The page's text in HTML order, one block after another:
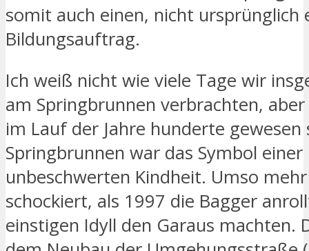
somit auch einen, nicht ursprünglich
Bildungsauftrag.
Ich weiß nicht wie viele Tage wir
am Springbrunnen verbrachten,
im Lauf der Jahre hunderte gewesen
Springbrunnen war das Symbol einer
unbeschwerten Kindheit. Umso
schockiert, als 1997 die Bagger
einstigen Idyll den Garaus machten.